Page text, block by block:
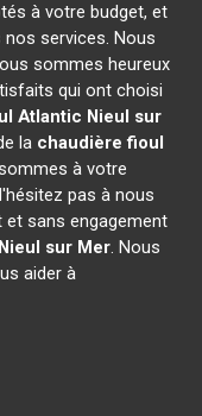
à votre budget, et
services. Nous
sommes heureux
qui ont choisi
Atlantic Nieul sur
la chaudière fioul
à votre
pas à nous
sans engagement
Nieul sur Mer. Nous
aider à